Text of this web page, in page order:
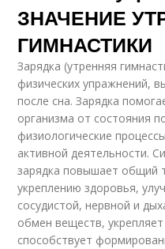
ЗНАЧЕНИЕ
ГИМНАСТИКИ
Зарядка (утренняя
физических упражнений,
после сна. Зарядка
организма от состояния
физиологические
активной деятельности.
зарядка повышает общий
укреплению здоровья,
сосудистой, нервной и
обмен веществ,
способствует